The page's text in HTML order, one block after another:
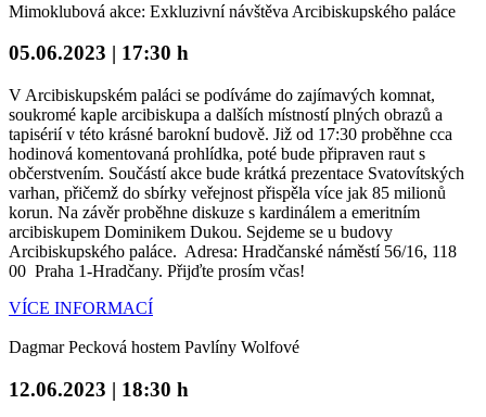
Mimoklubová akce: Exkluzivní návštěva Arcibiskupského paláce
05.06.2023 | 17:30 h
V Arcibiskupském paláci se podíváme do zajímavých komnat,
soukromé kaple arcibiskupa a dalších místností plných obrazů a
tapisérií v této krásné barokní budově. Již od 17:30 proběhne cca
hodinová komentovaná prohlídka, poté bude připraven raut s
občerstvením. Součástí akce bude krátká prezentace Svatovítských
varhan, přičemž do sbírky veřejnost přispěla více jak 85 milionů
korun. Na závěr proběhne diskuze s kardinálem a emeritním
arcibiskupem Dominikem Dukou. Sejdeme se u budovy
Arcibiskupského paláce. Adresa: Hradčanské náměstí 56/16, 118
00 Praha 1-Hradčany. Přijďte prosím včas!
VÍCE INFORMACÍ
Dagmar Pecková hostem Pavlíny Wolfové
12.06.2023 | 18:30 h